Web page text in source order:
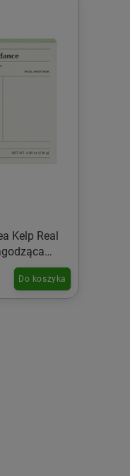
Kelp Real
4x34g
Do koszyka